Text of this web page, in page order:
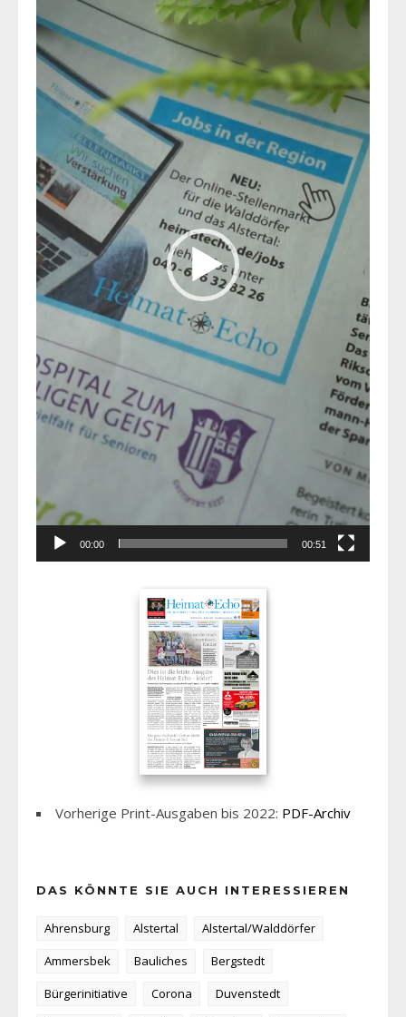
Player
00:00 00:51
Vorherige Print-Ausgaben bis 2022: PDF-Archiv
DAS KÖNNTE SIE AUCH INTERESSIEREN
Ahrensburg Alstertal
Alstertal/Walddörfer
Ammersbek
Bauliches
Bergstedt
Bürgerinitiative
Corona
Duvenstedt